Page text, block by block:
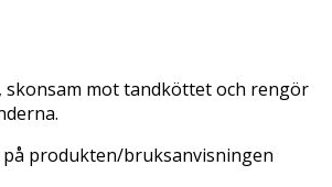
skonsam mot tandköttet och rengör
produkten/bruksanvisningen